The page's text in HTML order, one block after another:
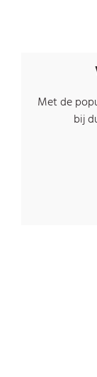
Met de
bij